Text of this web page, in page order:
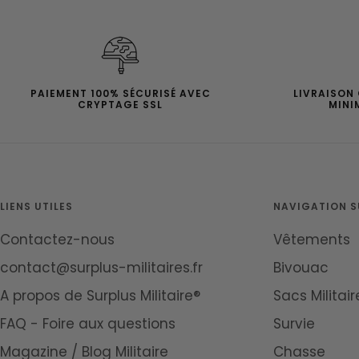
PAIEMENT 100% SÉCURISÉ AVEC
CRYPTAGE SSL
LIVRAISON
LIENS UTILES
Contactez-nous
contact@surplus-militaires.fr
A propos de Surplus Militaire®
FAQ - Foire aux questions
Magazine / Blog Militaire
NAVIGATION
Vêtements
Bivouac
Sacs
Survie
Chasse